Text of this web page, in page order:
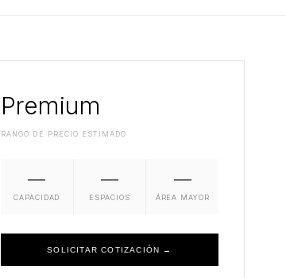
Premium
RANGO DE PRECIO ESTIMADO
—
CAPACIDAD
—
ESPACIOS
—
ÁREA MAYOR
SOLICITAR COTIZACIÓN →